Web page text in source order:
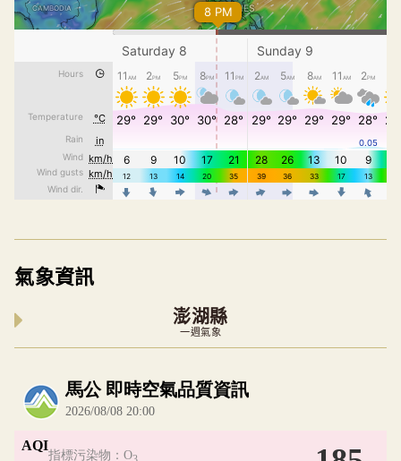
氣象資訊
澎湖縣
一週氣象
內嵌空氣品質小工具為視覺預覽，完整即時空